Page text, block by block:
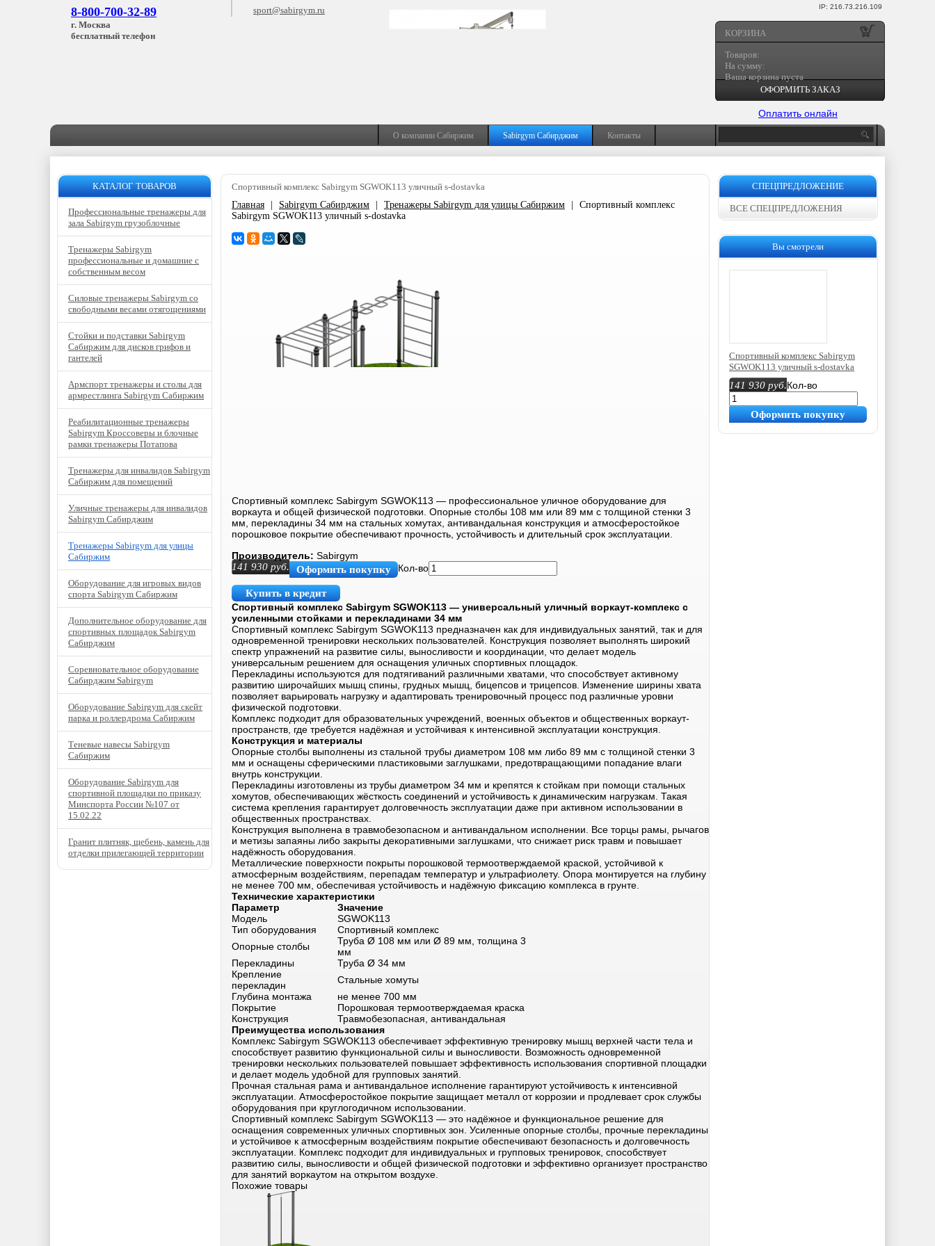
IP: 216.73.216.109
8-800-700-32-89
г. Москва
бесплатный телефон
sport@sabirgym.ru
КОРЗИНА
Товаров:
На сумму:
Ваша корзина пуста
ОФОРМИТЬ ЗАКАЗ
Оплатить онлайн
О компании Сабиржим Sabirgym Сабирджим Контакты
Спортивный комплекс Sabirgym SGWOK113 уличный s-dostavka
Главная
Sabirgym Сабирджим Тренажеры Sabirgym для улицы Сабиржим
Спортивный комплекс
Sabirgym SGWOK113 уличный s-dostavka
Спортивный комплекс Sabirgym SGWOK113 — профессиональное уличное оборудование для
воркаута и общей физической подготовки. Опорные столбы 108 мм или 89 мм с толщиной стенки 3
мм, перекладины 34 мм на стальных хомутах, антивандальная конструкция и атмосферостойкое
порошковое покрытие обеспечивают прочность, устойчивость и длительный срок эксплуатации.
Производитель: Sabirgym
141 930 руб. Кол-во
Оформить покупку
Купить в кредит
Спортивный комплекс Sabirgym SGWOK113 — универсальный уличный воркаут-комплекс с
усиленными стойками и перекладинами 34 мм
Спортивный комплекс Sabirgym SGWOK113 предназначен как для индивидуальных занятий, так и для
одновременной тренировки нескольких пользователей. Конструкция позволяет выполнять широкий
спектр упражнений на развитие силы, выносливости и координации, что делает модель
универсальным решением для оснащения уличных спортивных площадок.
Перекладины используются для подтягиваний различными хватами, что способствует активному
развитию широчайших мышц спины, грудных мышц, бицепсов и трицепсов. Изменение ширины хвата
позволяет варьировать нагрузку и адаптировать тренировочный процесс под различные уровни
физической подготовки.
Комплекс подходит для образовательных учреждений, военных объектов и общественных воркаут-
пространств, где требуется надёжная и устойчивая к интенсивной эксплуатации конструкция.
Конструкция и материалы
Опорные столбы выполнены из стальной трубы диаметром 108 мм либо 89 мм с толщиной стенки 3
мм и оснащены сферическими пластиковыми заглушками, предотвращающими попадание влаги
внутрь конструкции.
Перекладины изготовлены из трубы диаметром 34 мм и крепятся к стойкам при помощи стальных
хомутов, обеспечивающих жёсткость соединений и устойчивость к динамическим нагрузкам. Такая
система крепления гарантирует долговечность эксплуатации даже при активном использовании в
общественных пространствах.
Конструкция выполнена в травмобезопасном и антивандальном исполнении. Все торцы рамы, рычагов
и метизы запаяны либо закрыты декоративными заглушками, что снижает риск травм и повышает
надёжность оборудования.
Металлические поверхности покрыты порошковой термоотверждаемой краской, устойчивой к
атмосферным воздействиям, перепадам температур и ультрафиолету. Опора монтируется на глубину
не менее 700 мм, обеспечивая устойчивость и надёжную фиксацию комплекса в грунте.
Технические характеристики
Параметр
Значение
Модель
SGWOK113
Тип оборудования
Спортивный комплекс
Опорные столбы
Труба Ø 108 мм или Ø 89 мм, толщина 3
мм
Перекладины
Труба Ø 34 мм
Крепление
перекладин
Стальные хомуты
Глубина монтажа
не менее 700 мм
Покрытие
Порошковая термоотверждаемая краска
Конструкция
Травмобезопасная, антивандальная
Преимущества использования
Комплекс Sabirgym SGWOK113 обеспечивает эффективную тренировку мышц верхней части тела и
способствует развитию функциональной силы и выносливости. Возможность одновременной
тренировки нескольких пользователей повышает эффективность использования спортивной площадки
и делает модель удобной для групповых занятий.
Прочная стальная рама и антивандальное исполнение гарантируют устойчивость к интенсивной
эксплуатации. Атмосферостойкое покрытие защищает металл от коррозии и продлевает срок службы
оборудования при круглогодичном использовании.
Спортивный комплекс Sabirgym SGWOK113 — это надёжное и функциональное решение для
оснащения современных уличных спортивных зон. Усиленные опорные столбы, прочные перекладины
и устойчивое к атмосферным воздействиям покрытие обеспечивают безопасность и долговечность
эксплуатации. Комплекс подходит для индивидуальных и групповых тренировок, способствует
развитию силы, выносливости и общей физической подготовки и эффективно организует пространство
для занятий воркаутом на открытом воздухе.
Похожие товары
КАТАЛОГ ТОВАРОВ
Профессиональные тренажеры для
зала Sabirgym грузоблочные
Тренажеры Sabirgym
профессиональные и домашние с
собственным весом
Силовые тренажеры Sabirgym со
свободными весами отягощениями
Стойки и подставки Sabirgym
Сабиржим для дисков грифов и
гантелей
Армспорт тренажеры и столы для
армрестлинга Sabirgym Сабиржим
Реабилитационные тренажеры
Sabirgym Кроссоверы и блочные
рамки тренажеры Потапова
Тренажеры для инвалидов Sabirgym
Сабиржим для помещений
Уличные тренажеры для инвалидов
Sabirgym Сабирджим
Тренажеры Sabirgym для улицы
Сабиржим
Оборудование для игровых видов
спорта Sabirgym Сабиржим
Дополнительное оборудование для
спортивных площадок Sabirgym
Сабирджим
Соревновательное оборудование
Сабирджим Sabirgym
Оборудование Sabirgym для скейт
парка и роллердрома Сабиржим
Теневые навесы Sabirgym
Сабиржим
Оборудование Sabirgym для
спортивной площадки по приказу
Минспорта России №107 от
15.02.22
Гранит плитняк, щебень, камень для
отделки прилегающей территории
СПЕЦПРЕДЛОЖЕНИЕ
ВСЕ СПЕЦПРЕДЛОЖЕНИЯ
Вы смотрели
Спортивный комплекс Sabirgym
SGWOK113 уличный s-dostavka
141 930 руб.Кол-во
Оформить покупку